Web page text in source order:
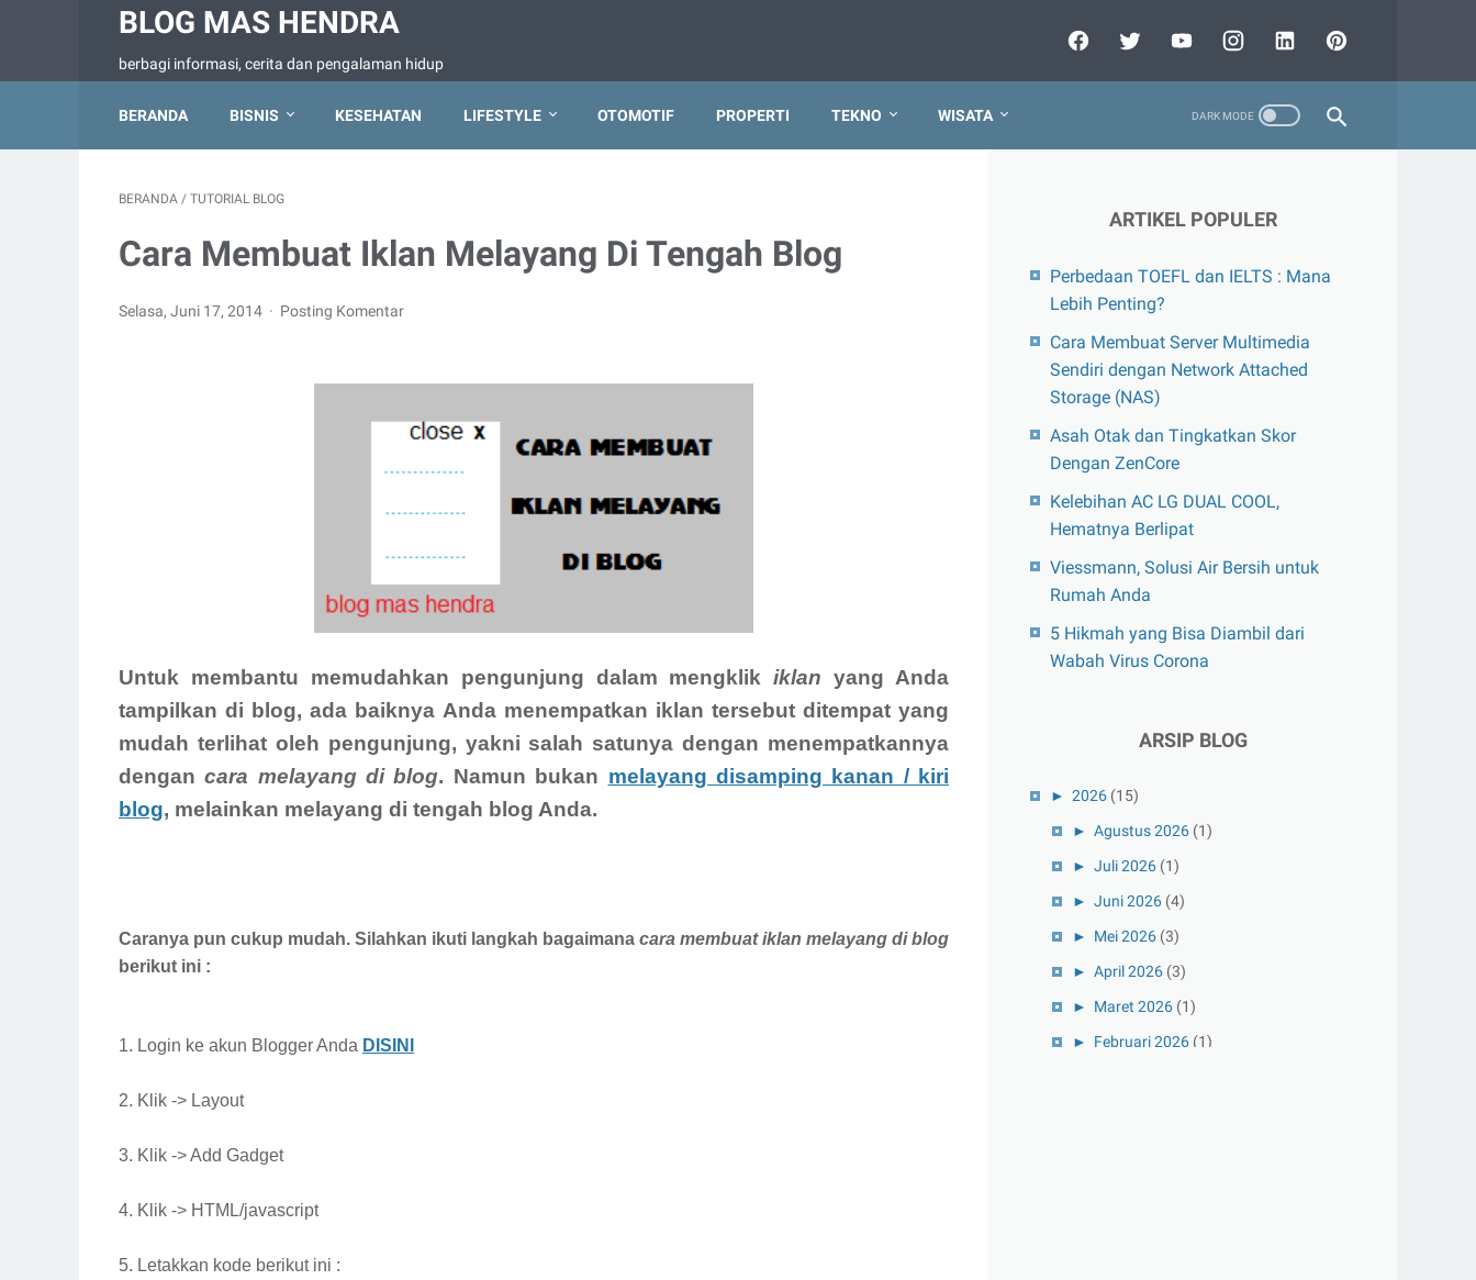
BLOG MAS HENDRA
berbagi informasi, cerita dan pengalaman hidup
BERANDA BISNIS KESEHATAN LIFESTYLE OTOMOTIF PROPERTI TEKNO WISATA
BERANDA / TUTORIAL BLOG
Cara Membuat Iklan Melayang Di Tengah Blog
Selasa, Juni 17, 2014 Posting Komentar
Untuk membantu memudahkan pengunjung dalam mengklikiklan yang Anda
tampilkan di blog, ada baiknya Anda menempatkan iklan tersebut ditempat yang
mudah terlihat oleh pengunjung, yakni salah satunya dengan menempatkannya
dengancara melayang di blog. Namun bukan melayang disamping kanan / kiri
blog, melainkan melayang di tengah blog Anda.
Caranya pun cukup mudah. Silahkan ikuti langkah bagaimana cara membuat iklan melayang di blog
berikut ini :
1. Login ke akun Blogger Anda DISINI
2. Klik -> Layout
3. Klik -> Add Gadget
4. Klik -> HTML/javascript
5. Letakkan kode berikut ini :
ARTIKEL POPULER
Perbedaan TOEFL dan IELTS : Mana
Lebih Penting?
Cara Membuat Server Multimedia
Sendiri dengan Network Attached
Storage (NAS)
Asah Otak dan Tingkatkan Skor
Dengan ZenCore
Kelebihan AC LG DUAL COOL,
Hematnya Berlipat
Viessmann, Solusi Air Bersih untuk
Rumah Anda
5 Hikmah yang Bisa Diambil dari
Wabah Virus Corona
ARSIP BLOG
► 2026 (15)
► Agustus 2026 (1)
► Juli 2026 (1)
► Juni 2026 (4)
► Mei 2026 (3)
► April 2026 (3)
► Maret 2026 (1)
► Februari 2026 (1)